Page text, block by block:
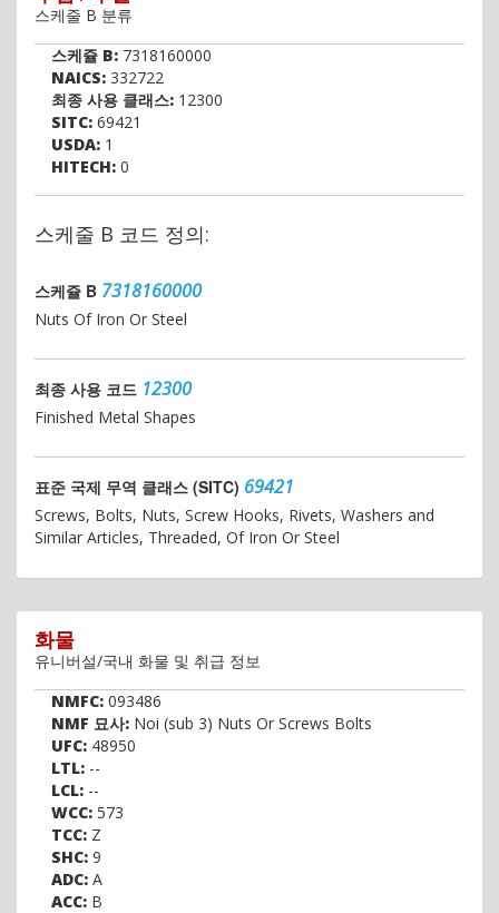
스케줄 B 분류
스케쥴 B: 7318160000
NAICS: 332722
최종 사용 클래스: 12300
SITC: 69421
USDA: 1
HITECH: 0
스케줄 B 코드 정의:
스케쥴 B 7318160000
Nuts Of Iron Or Steel
최종 사용 코드 12300
Finished Metal Shapes
표준 국제 무역 클래스 (SITC) 69421
Screws, Bolts, Nuts, Screw Hooks, Rivets, Washers and
Similar Articles, Threaded, Of Iron Or Steel
화물
유니버설/국내 화물 및 취급 정보
NMFC: 093486
NMF 묘사: Noi (sub 3) Nuts Or Screws Bolts
UFC: 48950
LTL: --
LCL: --
WCC: 573
TCC: Z
SHC: 9
ADC: A
ACC: B